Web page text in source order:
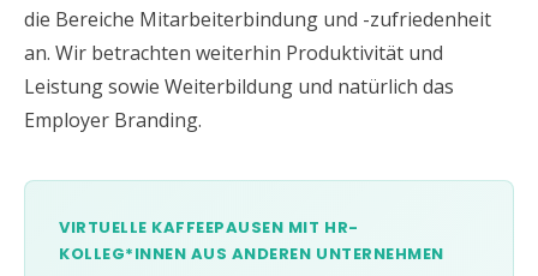
die Bereiche Mitarbeiterbindung und -zufriedenheit
an. Wir betrachten weiterhin Produktivität und
Leistung sowie Weiterbildung und natürlich das
Employer Branding.
VIRTUELLE KAFFEEPAUSEN MIT HR-
KOLLEG*INNEN AUS ANDEREN UNTERNEHMEN